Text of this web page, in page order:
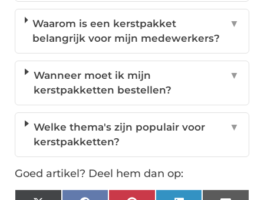
Waarom is een kerstpakket
belangrijk voor mijn medewerkers?
▼
Wanneer moet ik mijn
kerstpakketten bestellen?
▼
Welke thema's zijn populair voor
kerstpakketten?
▼
Goed artikel? Deel hem dan op: